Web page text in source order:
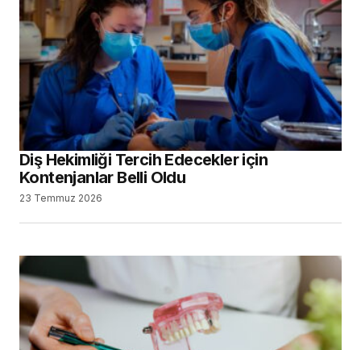
Diş Hekimliği Tercih Edecekler için
Kontenjanlar Belli Oldu
23 Temmuz 2026